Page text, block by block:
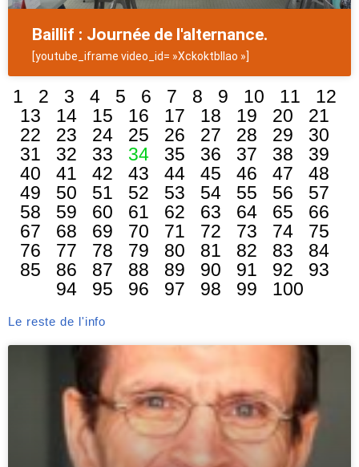
Baillif : Journée de l'alternance.
[youtube_iframe video_id= »XckoktblIao »]
1 2 3 4 5 6 7 8 9 10 11
12
13
14 15 16 17 18 19 20
21
22
23 24 25 26 27 28 29
30
31
32 33 34 35 36 37 38
39
40
41 42 43 44 45 46 47
48
49
50 51 52 53 54 55 56
57
58
59 60 61 62 63 64 65
66
67
68 69 70 71 72 73 74
75
76
77 78 79 80 81 82 83
84
85
86 87 88 89 90 91 92
93
94
95 96 97 98 99 100
Le reste de l'info